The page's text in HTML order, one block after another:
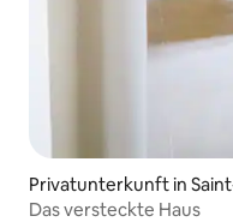
Privatunterkunft in
Das versteckte Haus